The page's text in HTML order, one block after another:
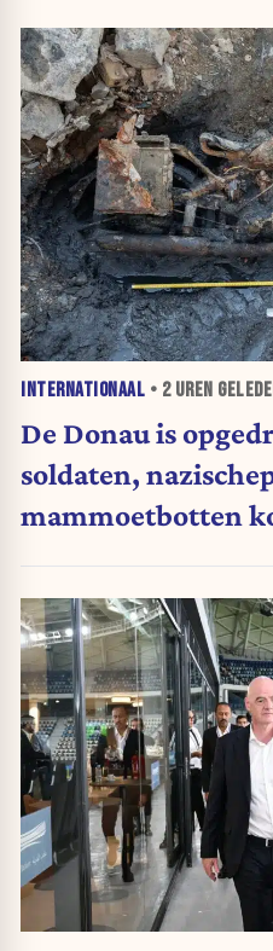
INTERNATIONAAL • 2 UREN
De Donau is
soldaten,
mammoetbotten